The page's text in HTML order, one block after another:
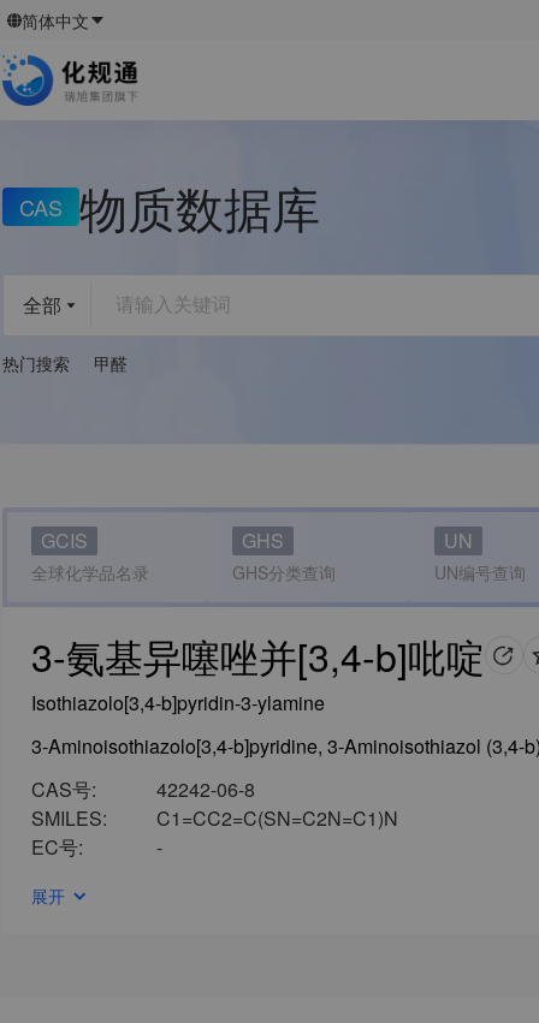
简体中文
CAS 物质数据库
全部 请输入关键词
热门搜索 甲醛
GCIS
全球化学品名录
GHS
GHS分类查询
UN
UN编号查询
3-氨基异噻唑并[3,4-b]吡啶
Isothiazolo[3,4-b]pyridin-3-ylamine
CAS号:
42242-06-8
SMILES:
C1=CC2=C(SN=C2N=C1)N
EC号:
-
展开